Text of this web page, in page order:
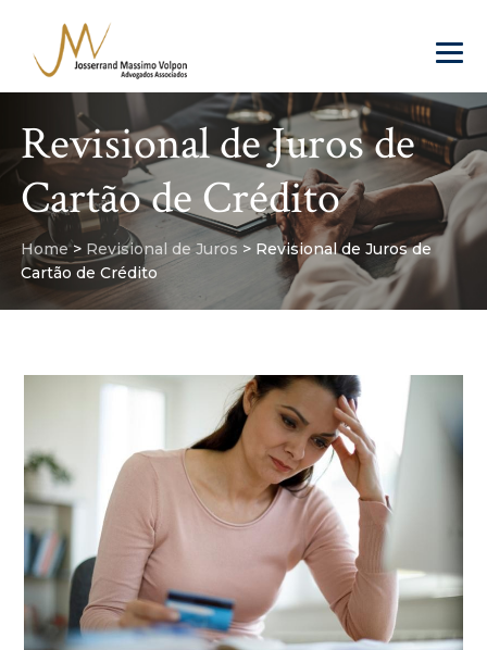
Revisional de Juros de
Cartão de Crédito
Home > Revisional de Juros > Revisional de Juros de
Cartão de Crédito